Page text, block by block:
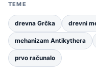
TEME
drevna Grčka drevni
mehanizam Antikythera
prvo računalo